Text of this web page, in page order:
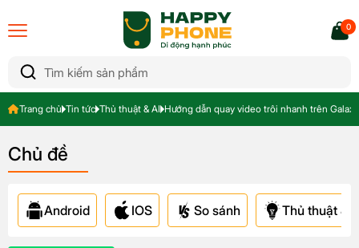
0
Trang chủ Tin tức Thủ thuật & AI Hướng dẫn quay video trôi nhanh trên
Chủ đề
Android IOS So sánh Thủ thuật &